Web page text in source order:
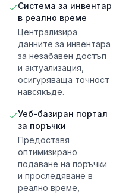
Система за инвентар
в реално време
Централизира
данните за инвентара
за незабавен достъп
и актуализация,
осигуряваща точност
навсякъде.
Уеб-базиран портал
за поръчки
Предоставя
оптимизирано
подаване на поръчки
и проследяване в
реално време,